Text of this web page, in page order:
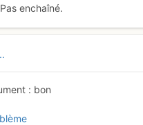
enchaîné.
bon